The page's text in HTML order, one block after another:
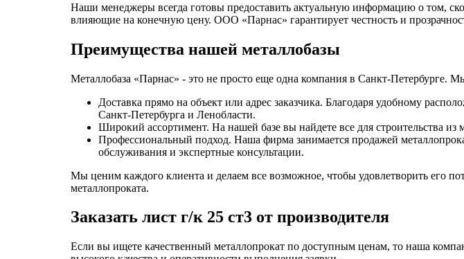
Наши менеджеры всегда готовы предоставить актуальную информацию о том,
влияющие на конечную цену. ООО «Парнас» гарантирует честность и
Преимущества нашей металлобазы
Металлобаза «Парнас» - это не просто еще одна компания в Санкт-Петербурге.
Доставка прямо на объект или адрес заказчика. Благодаря удобному
Санкт-Петербурга и Ленобласти.
Широкий ассортимент. На нашей базе вы найдете все для строительства из
Профессиональный подход. Наша фирма занимается продажей
обслуживания и экспертные консультации.
Мы ценим каждого клиента и делаем все возможное, чтобы удовлетворить его
металлопроката.
Заказать лист г/к 25 ст3 от производителя
Если вы ищете качественный металлопрокат по доступным ценам, то наша